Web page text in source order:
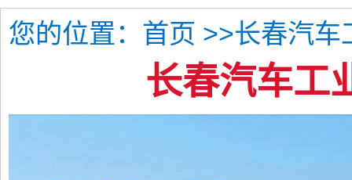
您的位置： 首页 >>长春汽车
长春汽车工